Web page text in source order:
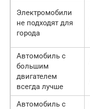
Электромобили
не подходят для
города
Автомобиль с
большим
двигателем
всегда лучше
Автомобиль с